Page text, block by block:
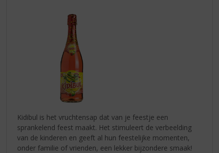
Kidibul is het vruchtensap dat van je feestje een
sprankelend feest maakt. Het stimuleert de verbeelding
van de kinderen en geeft al hun feestelijke momenten,
onder familie of vrienden, een lekker bijzondere smaak!